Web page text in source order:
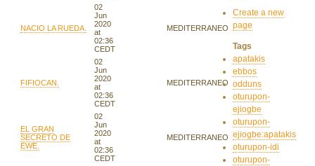
NACIO LA RUEDA.
02
Jun
2020
at
02:36
CEDT
MEDITERRANEO
FIFIOCAN.
02
Jun
2020
at
02:36
CEDT
MEDITERRANEO
EL GRAN
SECRETO DE
EWE.
02
Jun
2020
at
02:36
CEDT
MEDITERRANEO
Create a new
page
Tags
apatakis
ebbos
odduns
oturupon-
ejiogbe
oturupon-
ejiogbe:apatakis
oturupon-idi
oturupon-